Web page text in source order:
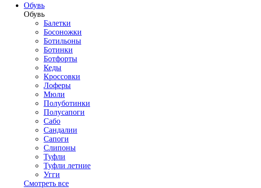
Обувь
Обувь
Балетки
Босоножки
Ботильоны
Ботинки
Ботфорты
Кеды
Кроссовки
Лоферы
Мюли
Полуботинки
Полусапоги
Сабо
Сандалии
Сапоги
Слипоны
Туфли
Туфли летние
Угги
Смотреть все